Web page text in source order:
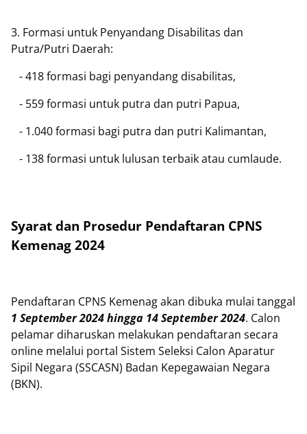
3. Formasi untuk Penyandang Disabilitas dan
Putra/Putri Daerah:
- 418 formasi bagi penyandang disabilitas,
- 559 formasi untuk putra dan putri Papua,
- 1.040 formasi bagi putra dan putri Kalimantan,
- 138 formasi untuk lulusan terbaik atau cumlaude.
Syarat dan Prosedur Pendaftaran CPNS
Kemenag 2024
Pendaftaran CPNS Kemenag akan dibuka mulai tanggal
1 September 2024 hingga 14 September 2024. Calon
pelamar diharuskan melakukan pendaftaran secara
online melalui portal Sistem Seleksi Calon Aparatur
Sipil Negara (SSCASN) Badan Kepegawaian Negara
(BKN).